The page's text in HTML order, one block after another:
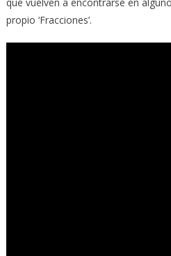
propio ‘Fracciones’.